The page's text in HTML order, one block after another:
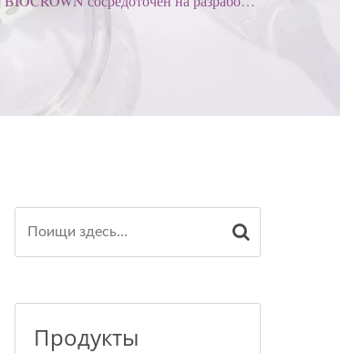
Маски Для Лица,
подхода для удовлетворения
Продукты